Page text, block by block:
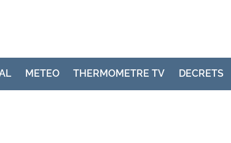
METEO THERMOMETRE TV DECRETS